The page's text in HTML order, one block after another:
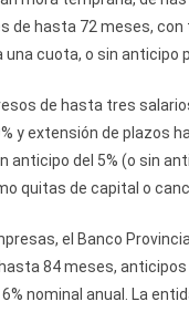
de hasta 72 meses, con
cuota, o sin anticipo
de hasta tres
y extensión de plazos
anticipo del 5% (o sin
quitas de capital o
el Banco
84 meses,
nominal anual. La